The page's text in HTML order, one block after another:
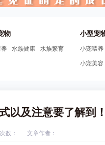
物
水族健康 水族繁育
小型宠
小宠喂养
小宠美容
以及注意要了解到！
数： 文章作者：